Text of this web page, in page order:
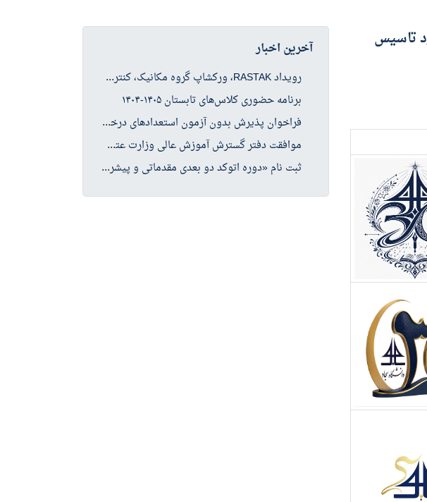
تاسیس
آخرین اخبار
روی
داد RASTAK، ورکشاپ گروه مکانیک، کنترل کیفیت
برنامه حضوری کلاس‌های تابستان ۱۴۰۵-۱۴۰۴
فرا
خوان پذیرش بدون آزمون استعدادهای درخشان در مقطع کارشناسی ارشد سال تحصیلی ۱۴۰۶-۱۴۰۵
موا
فقت دفتر گسترش آموزش عالی وزارت عتف با پذیرش دانشجو در چهار رشته کارشناسی ارشد حوزه علوم انسانی
ثبت
نام «دوره اتوکد دو بعدی مقدماتی و پیشرفته»